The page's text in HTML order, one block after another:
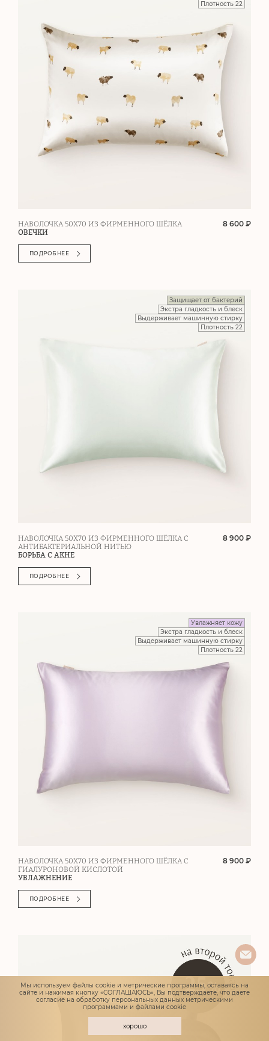
Плотность 22
НАВОЛОЧКА 50Х70 ИЗ ФИРМЕННОГО ШЁЛКА
ОВЕЧКИ
8 600 ₽
ПОДРОБНЕЕ
Защищает от бактерий
Экстра гладкость и блеск
Выдерживает машинную стирку
Плотность 22
НАВОЛОЧКА 50Х70 ИЗ ФИРМЕННОГО ШЁЛКА С
АНТИБАКТЕРИАЛЬНОЙ НИТЬЮ
БОРЬБА С АКНЕ
8 900 ₽
ПОДРОБНЕЕ
Увлажняет кожу
Экстра гладкость и блеск
Выдерживает машинную стирку
Плотность 22
НАВОЛОЧКА 50Х70 ИЗ ФИРМЕННОГО ШЁЛКА С
ГИАЛУРОНОВОЙ КИСЛОТОЙ
УВЛАЖНЕНИЕ
8 900 ₽
ПОДРОБНЕЕ
Мы используем файлы cookie и метрические программы, оставаясь на
сайте и нажимая кнопку «СОГЛАШАЮСЬ», Вы подтверждаете, что даете
согласие на обработку персональных данных метрическими
программами и файлами cookie
хорошо